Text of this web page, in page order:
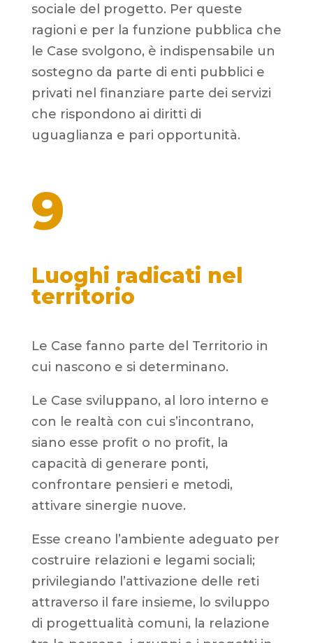
sociale del progetto. Per queste
ragioni e per la funzione pubblica che
le Case svolgono, è indispensabile un
sostegno da parte di enti pubblici e
privati nel finanziare parte dei servizi
che rispondono ai diritti di
uguaglianza e pari opportunità.
9
Luoghi radicati nel
territorio
Le Case fanno parte del Territorio in
cui nascono e si determinano.
Le Case sviluppano, al loro interno e
con le realtà con cui s’incontrano,
siano esse profit o no profit, la
capacità di generare ponti,
confrontare pensieri e metodi,
attivare sinergie nuove.
Esse creano l’ambiente adeguato per
costruire relazioni e legami sociali;
privilegiando l’attivazione delle reti
attraverso il fare insieme, lo sviluppo
di progettualità comuni, la relazione